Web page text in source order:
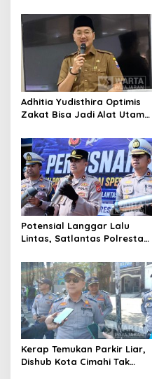
Komisioner Baznas
Berintegritas
Adhitia Yudisthira Optimis
Zakat Bisa Jadi Alat Utama
Kota Cimahi
Potensial Langgar Lalu
Lintas, Satlantas Polresta
Motor Berknalpot Brong
Kerap Temukan Parkir Liar,
Dishub Kota Cimahi Tak